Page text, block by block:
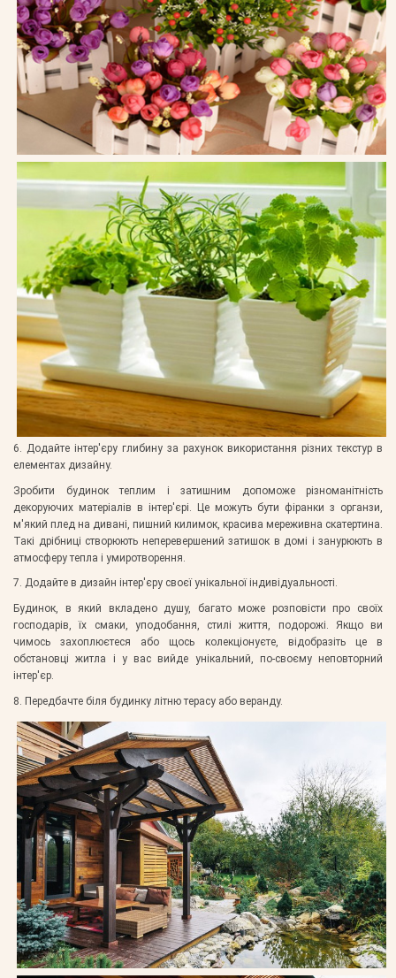
6. Додайте інтер'єру глибину за рахунок використання різних текстур в
елементах дизайну.
Зробити будинок теплим і затишним допоможе різноманітність
декоруючих матеріалів в інтер'єрі. Це можуть бути фіранки з органзи,
м'який плед на дивані, пишний килимок, красива мереживна скатертина.
Такі дрібниці створюють неперевершений затишок в домі і занурюють в
атмосферу тепла і умиротворення.
7. Додайте в дизайн інтер'єру своєї унікальної індивідуальності.
Будинок, в який вкладено душу, багато може розповісти про своїх
господарів, їх смаки, уподобання, стилі життя, подорожі. Якщо ви
чимось захоплюєтеся або щось колекціонуєте, відобразіть це в
обстановці житла і у вас вийде унікальний, по-своєму неповторний
інтер'єр.
8. Передбачте біля будинку літню терасу або веранду.